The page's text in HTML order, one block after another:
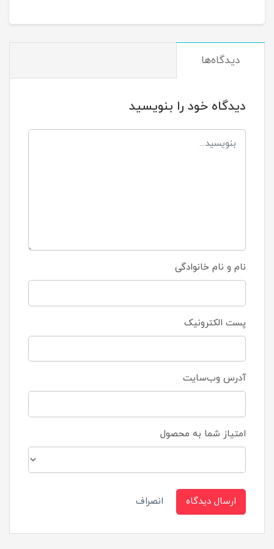
دیدگاه‌ها
دیدگاه خود را بنویسید
نام و نام خانوادگی
پست الکترونیک
آدرس وب‌سایت
امتیاز شما به محصول
ارسال دیدگاه انصراف